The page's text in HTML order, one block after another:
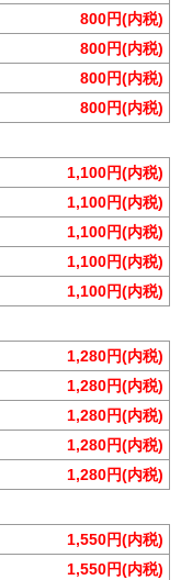
800円(内税)
800円(内税)
800円(内税)
800円(内税)
1,100円(内税)
1,100円(内税)
1,100円(内税)
1,100円(内税)
1,100円(内税)
1,280円(内税)
1,280円(内税)
1,280円(内税)
1,280円(内税)
1,280円(内税)
1,550円(内税)
1,550円(内税)